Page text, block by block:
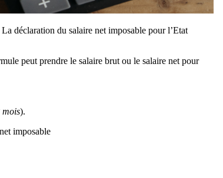
déclaration du salaire net imposable pour l’Etat
peut prendre le salaire brut ou le salaire net pour
mois).
imposable